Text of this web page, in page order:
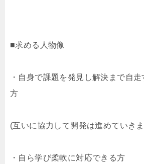
■求める人物像
・自身で課題を発見し解決まで自
方
(互いに協力して開発は進めていき
・自ら学び柔軟に対応できる方